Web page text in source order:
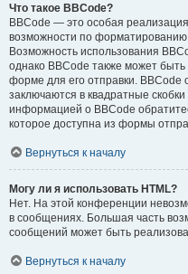
Что такое BBCode?
BBCode — это особая
возможности по
Возможность использования
однако BBCode также может
форме для его отправки. BBCode
заключаются в квадратные
информацией о BBCode
которое доступна из формы
Вернуться к началу
Могу ли я использовать HTML?
Нет. На этой конференции
в сообщениях. Большая часть
сообщений может быть
Вернуться к началу